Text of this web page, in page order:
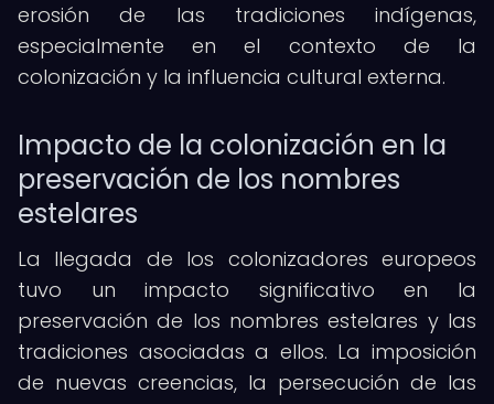
erosión de las tradiciones indígenas,
especialmente en el contexto de la
colonización y la influencia cultural externa.
Impacto de la colonización en la
preservación de los nombres
estelares
La llegada de los colonizadores europeos
tuvo un impacto significativo en la
preservación de los nombres estelares y las
tradiciones asociadas a ellos. La imposición
de nuevas creencias, la persecución de las